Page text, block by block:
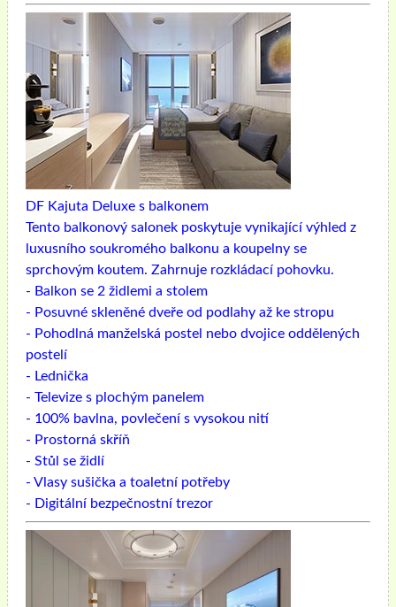
DF Kajuta Deluxe s balkonem
Tento balkonový salonek poskytuje vynikající výhled z
luxusního soukromého balkonu a koupelny se
sprchovým koutem. Zahrnuje rozkládací pohovku.
- Balkon se 2 židlemi a stolem
- Posuvné skleněné dveře od podlahy až ke stropu
- Pohodlná manželská postel nebo dvojice oddělených
postelí
- Lednička
- Televize s plochým panelem
- 100% bavlna, povlečení s vysokou nití
- Prostorná skříň
- Stůl se židlí
- Vlasy sušička a toaletní potřeby
- Digitální bezpečnostní trezor